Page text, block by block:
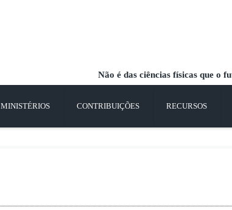
MINISTÉRIOS CONTRIBUIÇÕES RECURSOS
Não é das ciências físicas que o